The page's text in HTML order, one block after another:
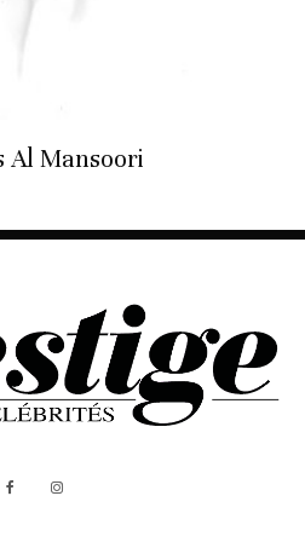
Al Mansoori